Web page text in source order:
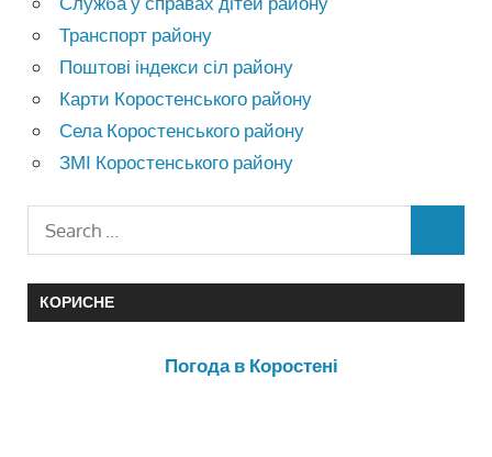
Транспорт району
Поштові індекси сіл району
Карти Коростенського району
Села Коростенського району
ЗМІ Коростенського району
КОРИСНЕ
Погода в Коростені